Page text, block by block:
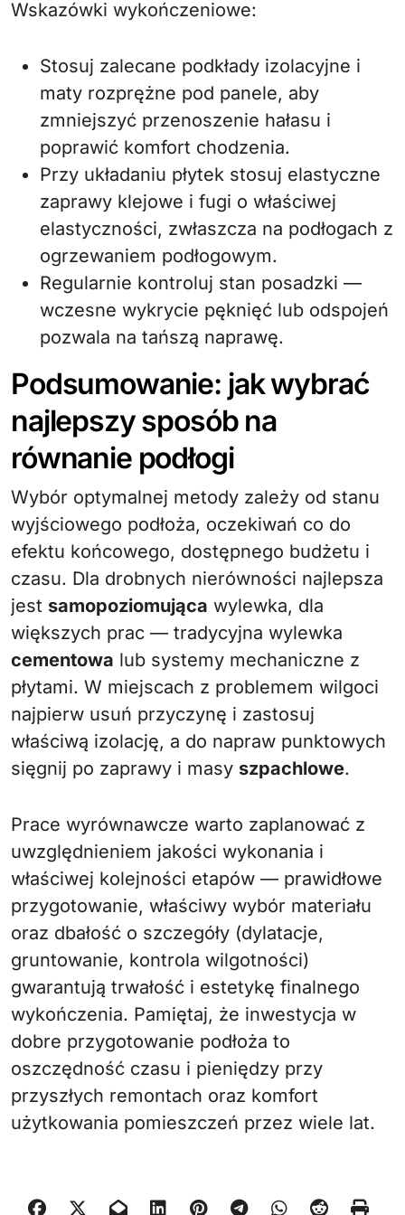
Wskazówki wykończeniowe:
Stosuj zalecane podkłady izolacyjne i
maty rozprężne pod panele, aby
zmniejszyć przenoszenie hałasu i
poprawić komfort chodzenia.
Przy układaniu płytek stosuj elastyczne
zaprawy klejowe i fugi o właściwej
elastyczności, zwłaszcza na podłogach z
ogrzewaniem podłogowym.
Regularnie kontroluj stan posadzki —
wczesne wykrycie pęknięć lub odspojeń
pozwala na tańszą naprawę.
Podsumowanie: jak wybrać
najlepszy sposób na
równanie podłogi
Wybór optymalnej metody zależy od stanu
wyjściowego podłoża, oczekiwań co do
efektu końcowego, dostępnego budżetu i
czasu. Dla drobnych nierówności najlepsza
jest samopoziomująca wylewka, dla
większych prac — tradycyjna wylewka
cementowa lub systemy mechaniczne z
płytami. W miejscach z problemem wilgoci
najpierw usuń przyczynę i zastosuj
właściwą izolację, a do napraw punktowych
sięgnij po zaprawy i masy szpachlowe.
Prace wyrównawcze warto zaplanować z
uwzględnieniem jakości wykonania i
właściwej kolejności etapów — prawidłowe
przygotowanie, właściwy wybór materiału
oraz dbałość o szczegóły (dylatacje,
gruntowanie, kontrola wilgotności)
gwarantują trwałość i estetykę finalnego
wykończenia. Pamiętaj, że inwestycja w
dobre przygotowanie podłoża to
oszczędność czasu i pieniędzy przy
przyszłych remontach oraz komfort
użytkowania pomieszczeń przez wiele lat.